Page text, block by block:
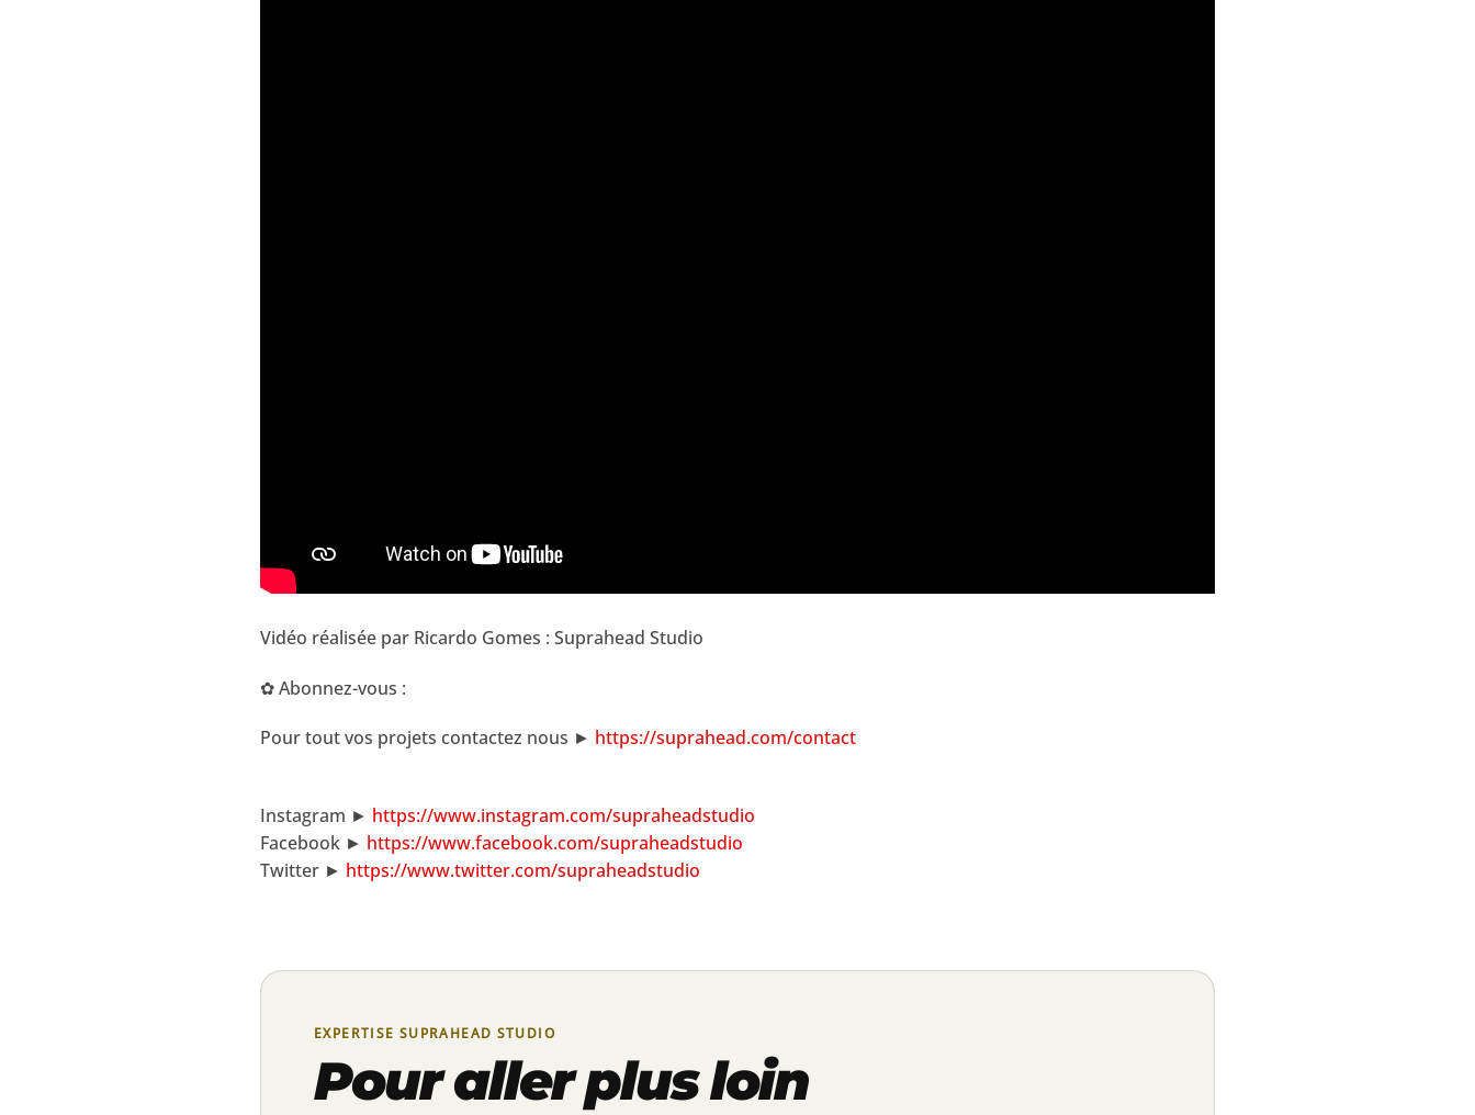
Vidéo réalisée par Ricardo Gomes : Suprahead Studio
✿ Abonnez-vous :
Pour tout vos projets contactez nous ► https://suprahead.com/contact
Instagram ► https://www.instagram.com/supraheadstudio
Facebook ► https://www.facebook.com/supraheadstudio
Twitter ► https://www.twitter.com/supraheadstudio
EXPERTISE SUPRAHEAD STUDIO
Pour aller plus loin